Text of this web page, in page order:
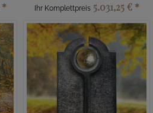
* Ihr Komplettpreis 5.031,25 € *